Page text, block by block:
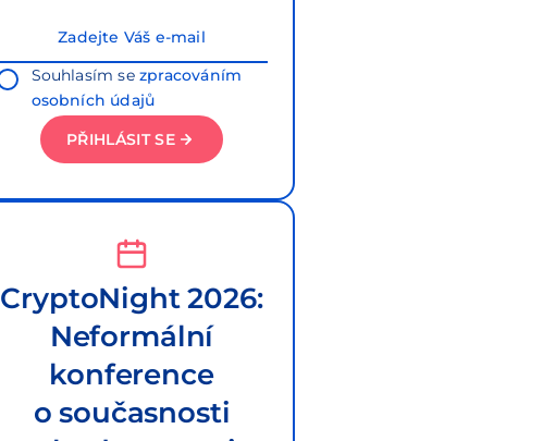
Souhlasím sezpracováním
osobních údajů
PŘIHLÁSIT SE
CryptoNight 2026:
Neformální
konference
o současnosti